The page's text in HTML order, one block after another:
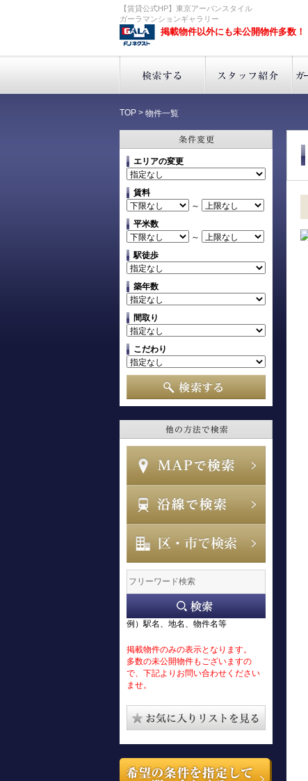
【賃貸公式HP】東京アーバンスタイル
ガーラマンションギャラリー
掲載物件以外にも未公開物件多数！
TOP > 物件一覧
エリアの変更
賃料
～
平米数
～
駅徒歩
築年数
間取り
こだわり
例）駅名、地名、物件名等
掲載物件のみの表示となります。
多数の未公開物件もございますの
で、下記よりお問い合わせください
ませ。